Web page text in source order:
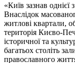
«Київ зазнав
Внаслідок
житлові квартали,
територія Києво-
історичної та
багатьох століть
православного